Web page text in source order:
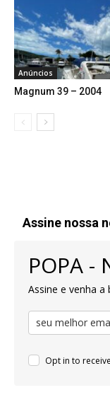
Anúncios
Magnum 39 – 2004
Assine nossa
POPA
Assine e venha
Opt in to